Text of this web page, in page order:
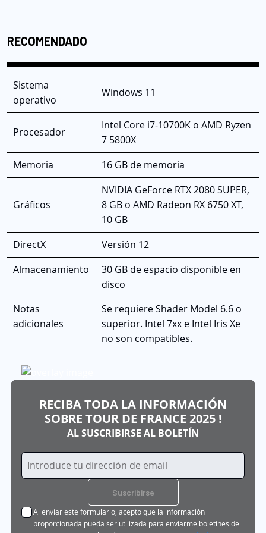
RECOMENDADO
Sistema
operativo
Windows 11
Procesador
Intel Core i7-10700K o AMD Ryzen
7 5800X
Memoria
16 GB de memoria
Gráficos
NVIDIA GeForce RTX 2080 SUPER,
8 GB o AMD Radeon RX 6750 XT,
10 GB
DirectX
Versión 12
Almacenamiento
30 GB de espacio disponible en
disco
Notas
adicionales
Se requiere Shader Model 6.6 o
superior. Intel 7xx e Intel Iris Xe
no son compatibles.
RECIBA TODA LA INFORMACIÓN
SOBRE TOUR DE FRANCE 2025 !
AL SUSCRIBIRSE AL BOLETÍN
Inscríbase
a
deAl enviar este formulario, acepto que la información
proporcionada pueda ser utilizada para enviarme boletines de
Suscribirse